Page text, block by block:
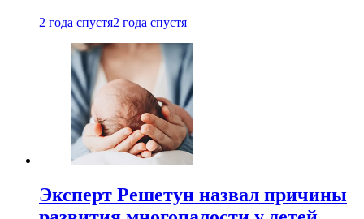
2 года спустя2 года спустя
Эксперт Решетун назвал причины